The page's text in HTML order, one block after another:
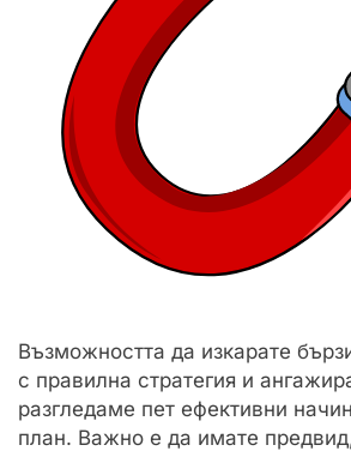
Възможността да изкарате
с правилна стратегия и
разгледаме пет ефективни
план. Важно е да имате